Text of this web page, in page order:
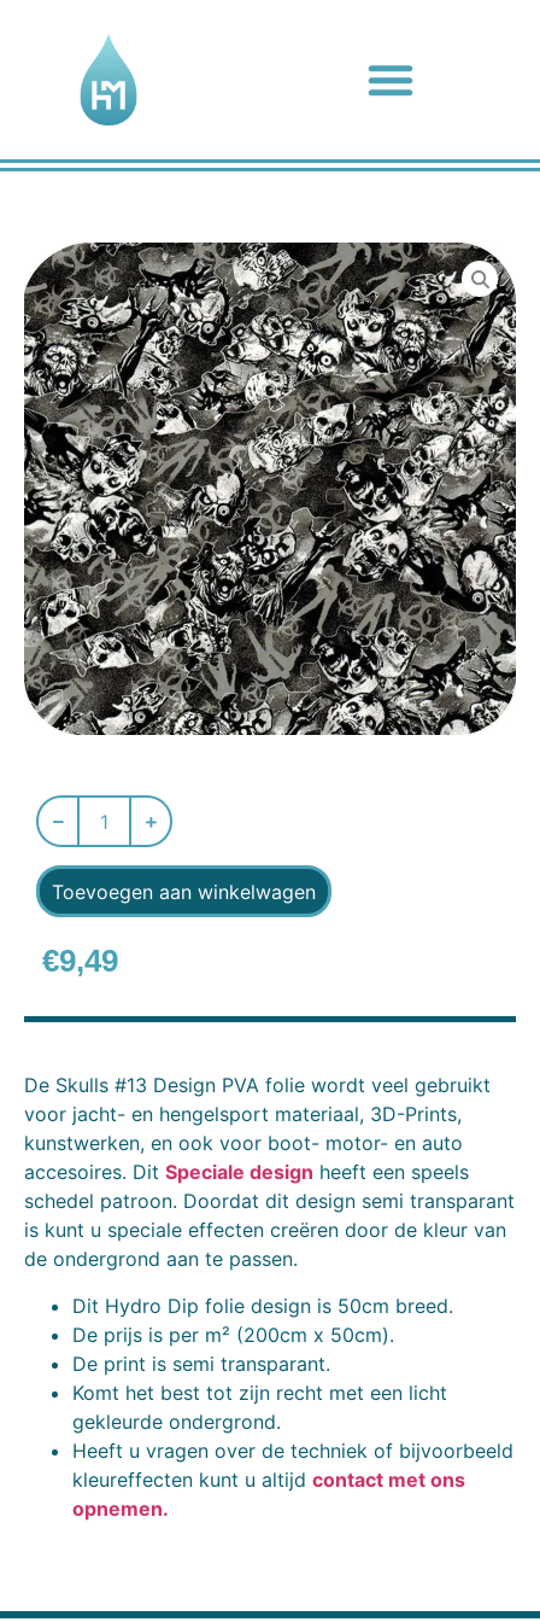
Toevoegen aan winkelwagen
€9,49
De Skulls #13 Design PVA folie wordt veel gebruikt
voor jacht- en hengelsport materiaal, 3D-Prints,
kunstwerken, en ook voor boot- motor- en auto
accesoires. Dit Speciale design heeft een speels
schedel patroon. Doordat dit design semi transparant
is kunt u speciale effecten creëren door de kleur van
de ondergrond aan te passen.
Dit Hydro Dip folie design is 50cm breed.
De prijs is per m² (200cm x 50cm).
De print is semi transparant.
Komt het best tot zijn recht met een licht
gekleurde ondergrond.
Heeft u vragen over de techniek of bijvoorbeeld
kleureffecten kunt u altijd contact met ons
opnemen.